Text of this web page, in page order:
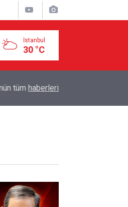
İstanbul
30 °C
KİME KARŞI?
tüm haberleri